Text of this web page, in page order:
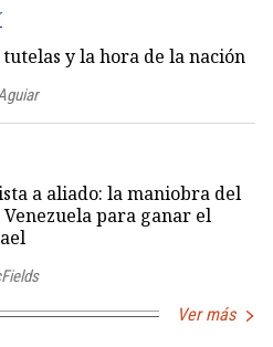
y la hora de la nación
a aliado: la maniobra del
para ganar el
Ver más